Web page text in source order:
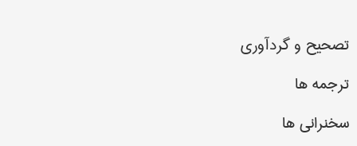
تصحیح و گردآوری
ترجمه ها
سخنرانی ها